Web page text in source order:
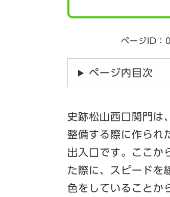
ページID
ページ内目次
史跡松山西口関門は
整備する際に作られ
出入口です。ここか
た際に、スピードを
色をしていることか